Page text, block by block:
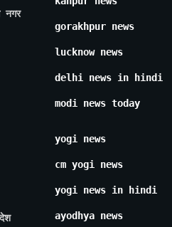
नगर
gorakhpur news
lucknow news
delhi news in hindi
modi news today
yogi news
cm yogi news
yogi news in hindi
ayodhya news